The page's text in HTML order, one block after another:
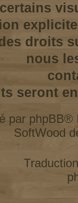
droits
nous
seront
par phpBB®
SoftWood